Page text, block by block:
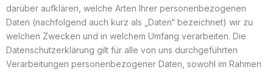
darüber aufklären, welche Arten Ihrer personenbezogenen
Daten (nachfolgend auch kurz als „Daten“ bezeichnet) wir zu
welchen Zwecken und in welchem Umfang verarbeiten. Die
Datenschutzerklärung gilt für alle von uns durchgeführten
Verarbeitungen personenbezogener Daten, sowohl im Rahmen